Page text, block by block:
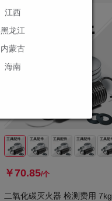
￥70.85/个
二氧化碳灭火器 检测费用 7kg
江西
黑龙江
内蒙古
海南